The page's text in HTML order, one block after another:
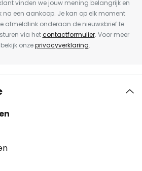
vinden we jouw mening belangrijk en
na een aankoop. Je kan op elk moment
afmeldlink onderaan de nieuwsbrief te
via hetcontactformulier. Voor meer
onzeprivacyverklaring.